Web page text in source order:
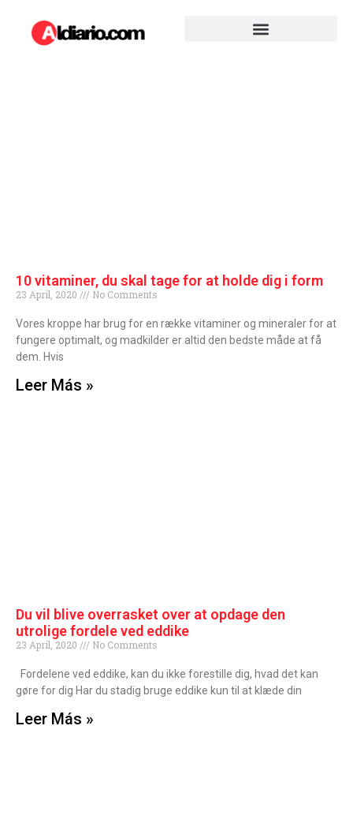
10 vitaminer, du skal tage for at holde dig i form
23 April, 2020 No Comments
Vores kroppe har brug for en række vitaminer og mineraler for at
fungere optimalt, og madkilder er altid den bedste måde at få
dem. Hvis
Leer Más »
Du vil blive overrasket over at opdage den
utrolige fordele ved eddike
23 April, 2020 No Comments
Fordelene ved eddike, kan du ikke forestille dig, hvad det kan
gøre for dig Har du stadig bruge eddike kun til at klæde din
Leer Más »